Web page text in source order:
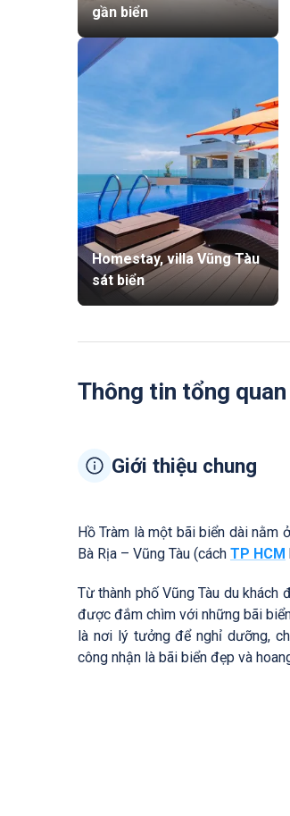
gần biển
Homestay, villa Vũng Tàu
sát biển
Thông tin tổng quan
Giới thiệu chung
Hồ Tràm là một bãi biển dài nằm
Bà Rịa – Vũng Tàu (cách TP HCM
Từ thành phố Vũng Tàu du khách
được đắm chìm với những bãi
là nơi lý tưởng để nghỉ dưỡng,
công nhận là bãi biển đẹp và